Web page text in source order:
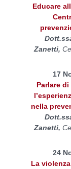
Educare
Zanetti,
17
Parlare
nella
Zanetti,
24
La